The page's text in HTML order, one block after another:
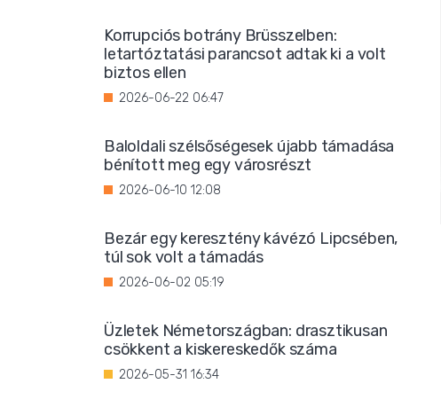
Korrupciós botrány Brüsszelben:
letartóztatási parancsot adtak ki a volt
biztos ellen
2026-06-22 06:47
Baloldali szélsőségesek újabb támadása
bénított meg egy városrészt
2026-06-10 12:08
Bezár egy keresztény kávézó Lipcsében,
túl sok volt a támadás
2026-06-02 05:19
Üzletek Németországban: drasztikusan
csökkent a kiskereskedők száma
2026-05-31 16:34